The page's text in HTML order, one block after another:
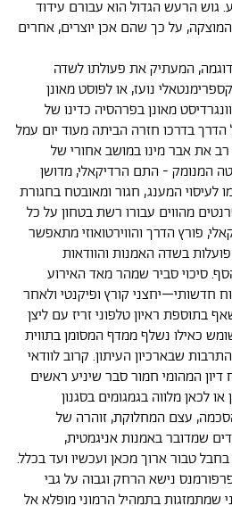
גוש הרעש הגדול הוא עבורם עידוד
המוצקה, על כך שהם אכן יוצרים, אחרים
המעתיק את פעולתו לשדה
נועז, או לפוסט מאונן
מאונן בפרהסיה כדינו של
בדרכו חזרה הביתה מעוד יום עמל
את אבר מינו במושב אחורי של
המנומק - התם הרדיקאלי, מדושן
לעיסוי המענג, חגור ומאובטח בחגורת
מהווים עבורו רשת בטחון על כל
פורץ הדרך והווירטואוזי מתאפשר
בשדה האמנות והוודאות
סיכוי סביר שמהר מאד האירוע
חדשותי–יחצני קורץ ופיקנטי ולאחר
בתוספת ראיון טלפוני זריז עם ליצן
כאילו נשלף ממדף המסומן בתווית
שבארכיון העיתון. קרוב לוודאי
המהומי חמור סבר שיניע ראשים
לכאן מלווה בגמגומים בסגנון
עצם המחלוקת, זוהרה של
שמדובר באמנות אניגמטית,
טבור ארוך מכאן ועכשיו ועד בכלל.
נישא הרחק וגבוה על גבי
שמתמזגות בתמהיל הרמוני מופלא אל